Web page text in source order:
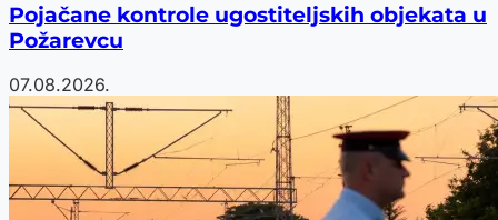
Pojačane kontrole ugostiteljskih objekata u
Požarevcu
07.08.2026.